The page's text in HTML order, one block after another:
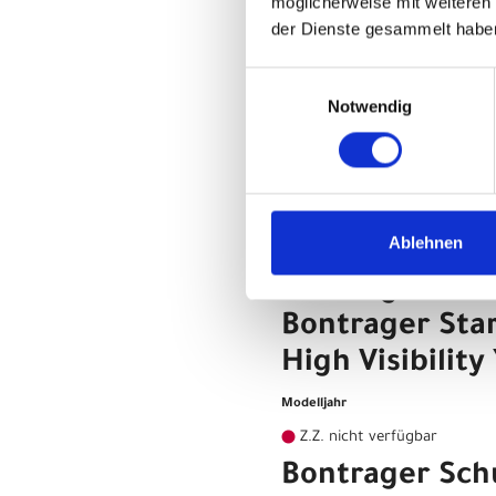
der Dienste gesammelt
Notwendig
Ablehnen
Modelljahr
Z.Z. nicht verfügbar
Bontrager
Bontrager
High Visibility
Z.Z. nicht verfügbar
Bontrager
Bontrager
High Visibility
Modelljahr
Z.Z. nicht verfügbar
Bontrager